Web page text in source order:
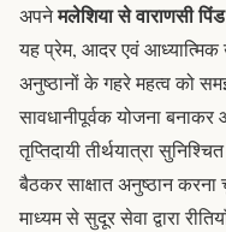
अपनेमलेशिया से वाराणसी
यह प्रेम, आदर एवं आध्यात्मिक
अनुष्ठानों के गहरे महत्व को
सावधानीपूर्वक योजना
तृप्तिदायीतीर्थयात्रा
बैठकर साक्षात अनुष्ठान
माध्यम से सुदूर सेवा द्वारा